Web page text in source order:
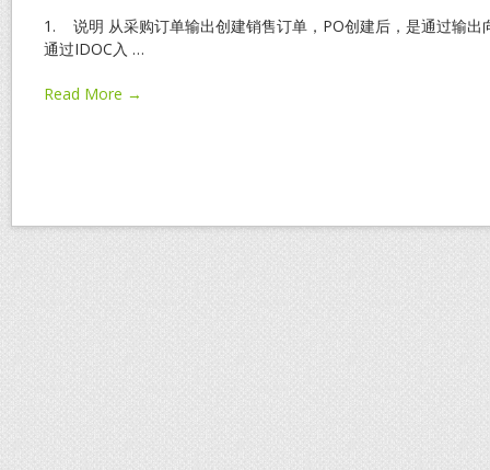
1. 说明 从采购订单输出创建销售订单，PO创建后，是通过输出
通过IDOC入 …
Read More →